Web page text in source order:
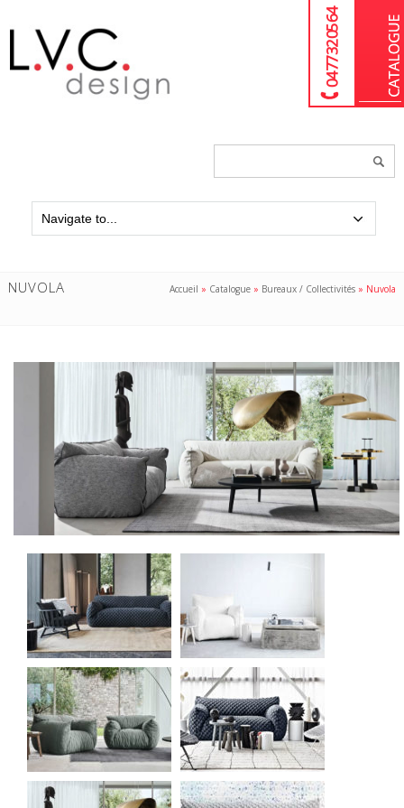
04 77 32 05 64
NUVOLA Accueil » Catalogue » Bureaux / Collectivités » Nuvola